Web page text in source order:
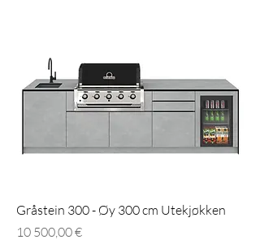
Gråstein 300 - Øy 300 cm Utekjøkken
Pris
10 500,00 €